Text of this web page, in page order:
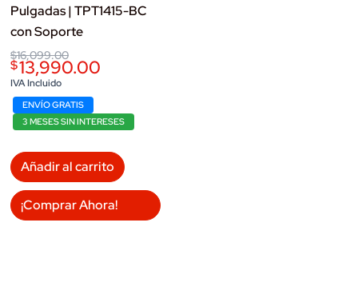
Pulgadas | TPT1415-BC
con Soporte
$16,099.00
Original
price
was:
$16,099.00.
$13,990.00
Current
price
is:
$13,990.00.
IVA Incluido
ENVÍO GRATIS
3 MESES SIN INTERESES
Añadir al carrito
¡Comprar Ahora!